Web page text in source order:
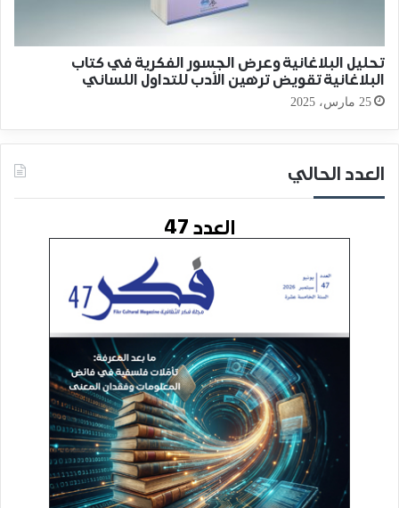
تحليل البلاغانية وعرض الجسور الفكرية في كتاب
البلاغانية تقويض ترهين الأدب للتداول اللساني
25 مارس، 2025
العدد الحالي
العدد 47